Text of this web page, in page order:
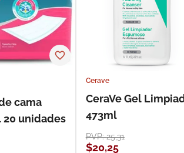
cama
unidades
Cerave
CeraVe Gel
473ml
PVP:25,31
$20,25